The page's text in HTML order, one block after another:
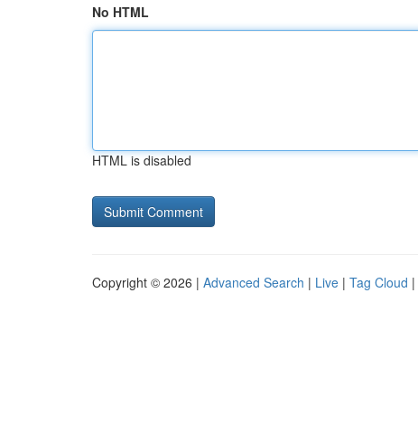
No HTML
HTML is disabled
Copyright © 2026 | Advanced Search | Live | Tag Cloud |